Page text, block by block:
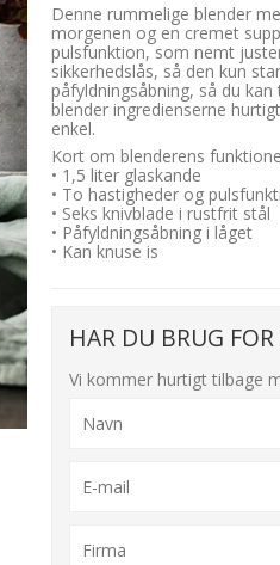
Denne rummelige blender
morgenen og en cremet
pulsfunktion, som nemt
sikkerhedslås, så den kun
påfyldningsåbning, så du
blender ingredienserne
enkel.
Kort om blenderens
• 1,5 liter glaskande
• To hastigheder og
• Seks knivblade i rustfrit stål
• Påfyldningsåbning i låget
• Kan knuse is
HAR DU BRUG
Vi kommer hurtigt tilbage